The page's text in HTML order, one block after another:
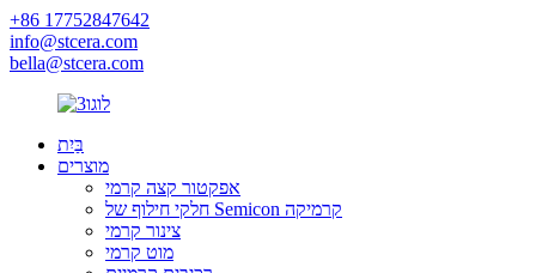
+86 17752847642
info@stcera.com
bella@stcera.com
בַּיִת
מוצרים
אפקטור קצה קרמי
חלקי חילוף של Semicon קרמיקה
צינור קרמי
מוט קרמי